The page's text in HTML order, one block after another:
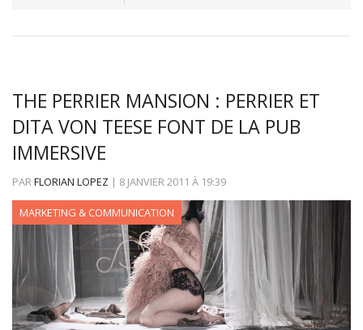
THE PERRIER MANSION : PERRIER ET
DITA VON TEESE FONT DE LA PUB
IMMERSIVE
PARFLORIAN LOPEZ | 8 JANVIER 2011 À 19:39
MARKETING & COMMUNICATION